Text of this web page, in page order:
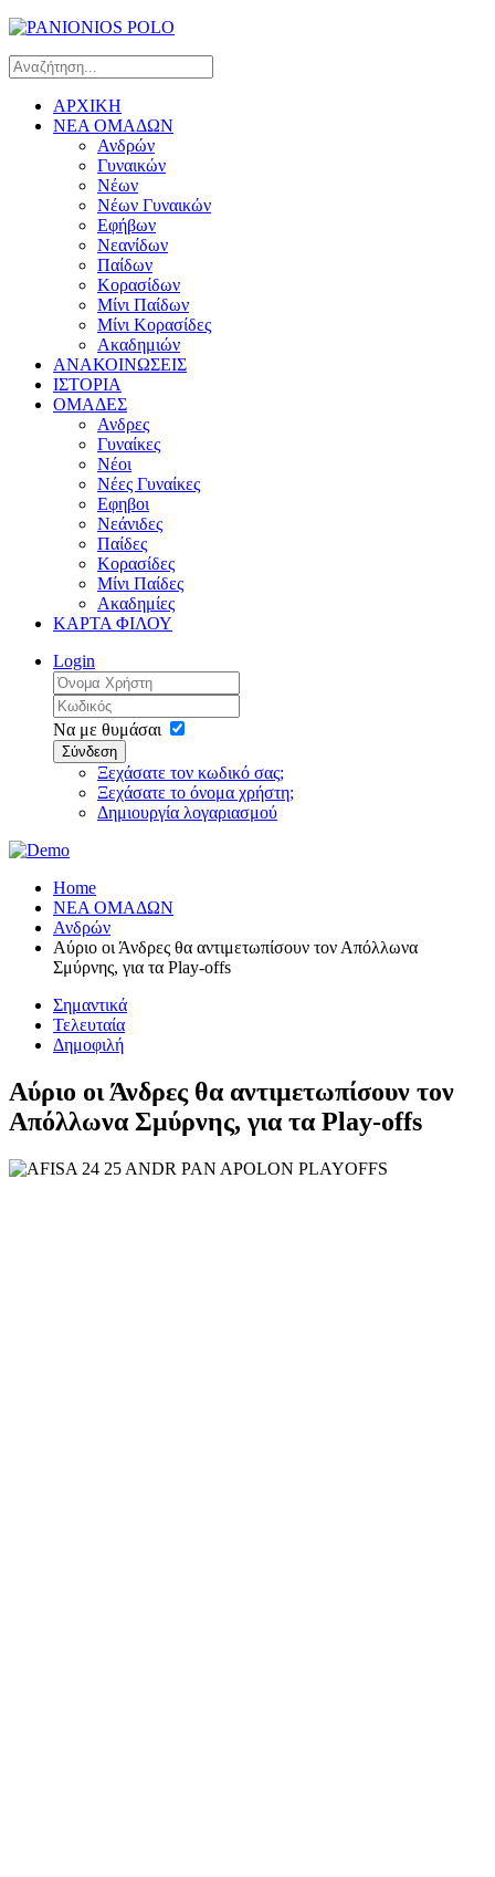
ΑΡΧΙΚΗ
ΝΕΑ ΟΜΑΔΩΝ
Ανδρών
Γυναικών
Νέων
Νέων Γυναικών
Εφήβων
Νεανίδων
Παίδων
Κορασίδων
Μίνι Παίδων
Μίνι Κορασίδες
Ακαδημιών
ΑΝΑΚΟΙΝΩΣΕΙΣ
ΙΣΤΟΡΙΑ
ΟΜΑΔΕΣ
Ανδρες
Γυναίκες
Νέοι
Νέες Γυναίκες
Εφηβοι
Νεάνιδες
Παίδες
Κορασίδες
Μίνι Παίδες
Ακαδημίες
ΚΑΡΤΑ ΦΙΛΟΥ
Login
Να με θυμάσαι
Σύνδεση
Ξεχάσατε τον κωδικό σας;
Ξεχάσατε το όνομα χρήστη;
Δημιουργία λογαριασμού
Home
ΝΕΑ ΟΜΑΔΩΝ
Ανδρών
Αύριο οι Άνδρες θα αντιμετωπίσουν τον Απόλλωνα
Σμύρνης, για τα Play-offs
Σημαντικά
Τελευταία
Δημοφιλή
Αύριο οι Άνδρες θα αντιμετωπίσουν τον
Απόλλωνα Σμύρνης, για τα Play-offs